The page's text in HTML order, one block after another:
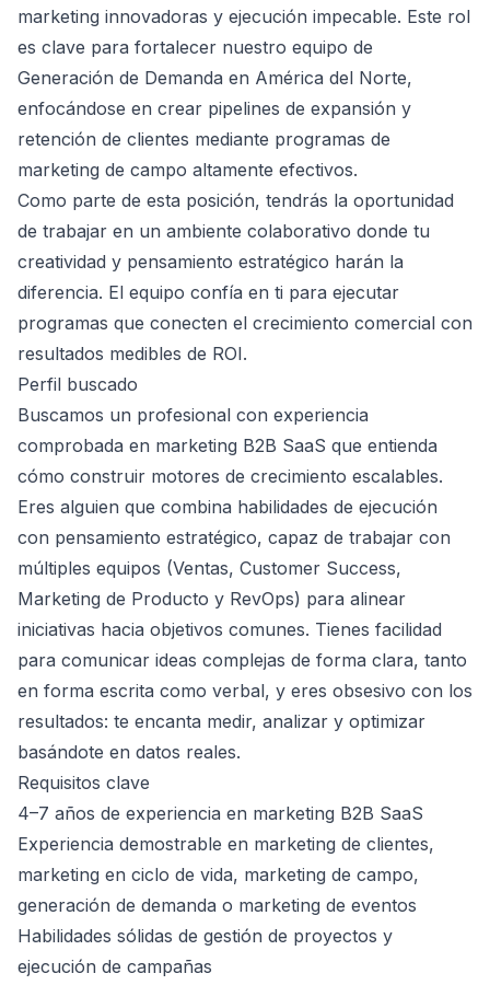
marketing innovadoras y ejecución impecable. Este rol
es clave para fortalecer nuestro equipo de
Generación de Demanda en América del Norte,
enfocándose en crear pipelines de expansión y
retención de clientes mediante programas de
marketing de campo altamente efectivos.
Como parte de esta posición, tendrás la oportunidad
de trabajar en un ambiente colaborativo donde tu
creatividad y pensamiento estratégico harán la
diferencia. El equipo confía en ti para ejecutar
programas que conecten el crecimiento comercial con
resultados medibles de ROI.
Perfil buscado
Buscamos un profesional con experiencia
comprobada en marketing B2B SaaS que entienda
cómo construir motores de crecimiento escalables.
Eres alguien que combina habilidades de ejecución
con pensamiento estratégico, capaz de trabajar con
múltiples equipos (Ventas, Customer Success,
Marketing de Producto y RevOps) para alinear
iniciativas hacia objetivos comunes. Tienes facilidad
para comunicar ideas complejas de forma clara, tanto
en forma escrita como verbal, y eres obsesivo con los
resultados: te encanta medir, analizar y optimizar
basándote en datos reales.
Requisitos clave
4–7 años de experiencia en marketing B2B SaaS
Experiencia demostrable en marketing de clientes,
marketing en ciclo de vida, marketing de campo,
generación de demanda o marketing de eventos
Habilidades sólidas de gestión de proyectos y
ejecución de campañas